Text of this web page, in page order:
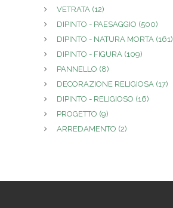
VETRATA (12)
DIPINTO - PAESAGGIO (500)
DIPINTO - NATURA MORTA (161)
DIPINTO - FIGURA (109)
PANNELLO (8)
DECORAZIONE RELIGIOSA (17)
DIPINTO - RELIGIOSO (16)
PROGETTO (9)
ARREDAMENTO (2)